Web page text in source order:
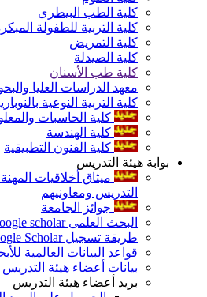
كلية الطب البيطرى
كلية التربية للطفولة
كلية التمريض
كلية الصيدلة
كلية طب الأسنان
معهد الدراسات العليا
كلية التربية النوعية
كلية الحاسبات
كلية الهندسة
كلية الفنون التطبيقية
بوابة هيئة التدريس
ميثاق أخلاقيات
التدريس ومعاونيهم
جوائز الجامعة
البحث العلمى Google scholar
طريقة تسجيل Google Scholar
قواعد البيانات العالمية
بيانات أعضاء هيئة التدريس
بريد أعضاء هيئة التدريس